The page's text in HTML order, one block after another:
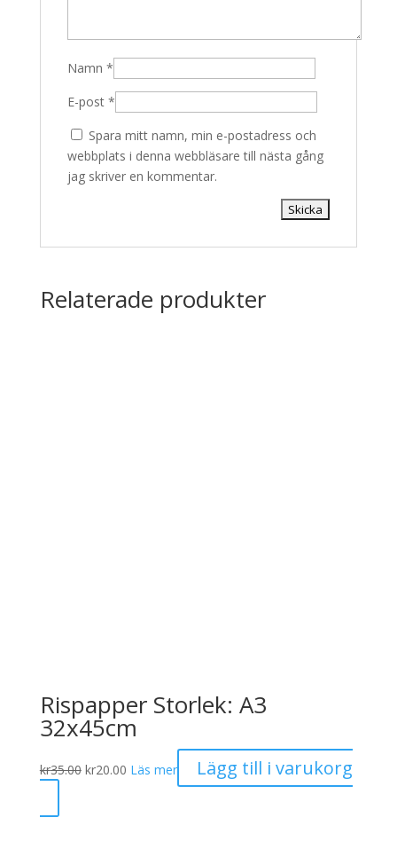
Namn *
E-post *
Spara mitt namn, min e-postadress och
webbplats i denna webbläsare till nästa gång
jag skriver en kommentar.
Relaterade produkter
Rispapper Storlek: A3
32x45cm
kr35.00 Det
kr20.00Det
nuvarande
Läs mer Lägg till i varukorg